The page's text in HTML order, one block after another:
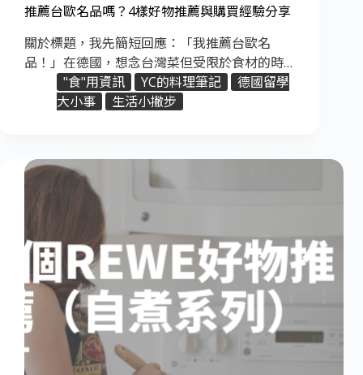
推薦台歐名品嗎？4樣好物推薦與購買經驗分享
關於標題，我先簡短回應：「我推薦台歐名
品！」在德國，想念台灣菜但受限於食材的時…
"食"用資訊
YC的料理筆記
德國留學
大小事
生活小撇步